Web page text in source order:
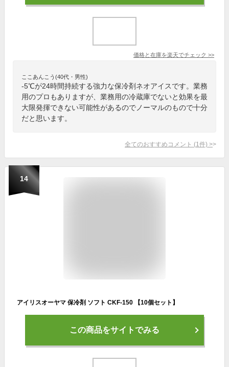
価格と在庫を楽天でチェック >>
ここあんこう(40代・男性)
-5℃が24時間持続する強力な保冷剤ネオアイスです。業務
用のプロもありますが、業務用の冷蔵庫でないと効果を最
大限発揮できない可能性があるのでノーマルのもので十分
だと思います。
全てのおすすめコメント (1 件) >
14
アイリスオーヤマ 保冷剤 ソフト CKF-150 【10個セット】
この商品をサイトでみる